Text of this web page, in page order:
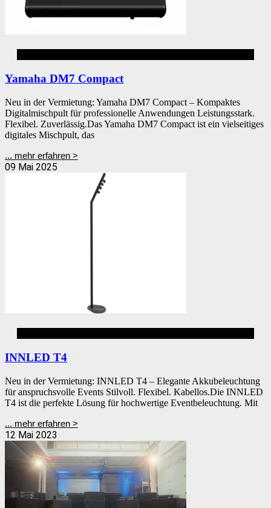
Yamaha DM7 Compact
Neu in der Vermietung: Yamaha DM7 Compact – Kompaktes
Digitalmischpult für professionelle Anwendungen Leistungsstark.
Flexibel. Zuverlässig.Das Yamaha DM7 Compact ist ein vielseitiges
digitales Mischpult, das
... mehr erfahren >
09 Mai 2025
INNLED T4
Neu in der Vermietung: INNLED T4 – Elegante Akkubeleuchtung
für anspruchsvolle Events Stilvoll. Flexibel. Kabellos.Die INNLED
T4 ist die perfekte Lösung für hochwertige Eventbeleuchtung. Mit
... mehr erfahren >
12 Mai 2023